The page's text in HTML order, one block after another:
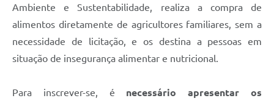
Publicações Legais
UERGS - Universidade Estadual do RS
Ambiente e Sustentabilidade, realiza a compra de
alimentos diretamente de agricultores familiares, sem a
necessidade de licitação, e os destina a pessoas em
situação de insegurança alimentar e nutricional.
Para inscrever-se, é necessário apresentar os